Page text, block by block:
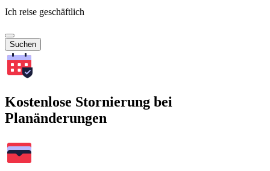
Ich reise geschäftlich
Suchen
Kostenlose Stornierung bei
Planänderungen